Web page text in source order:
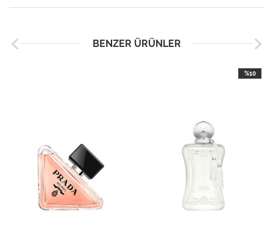
BENZER ÜRÜNLER
%10